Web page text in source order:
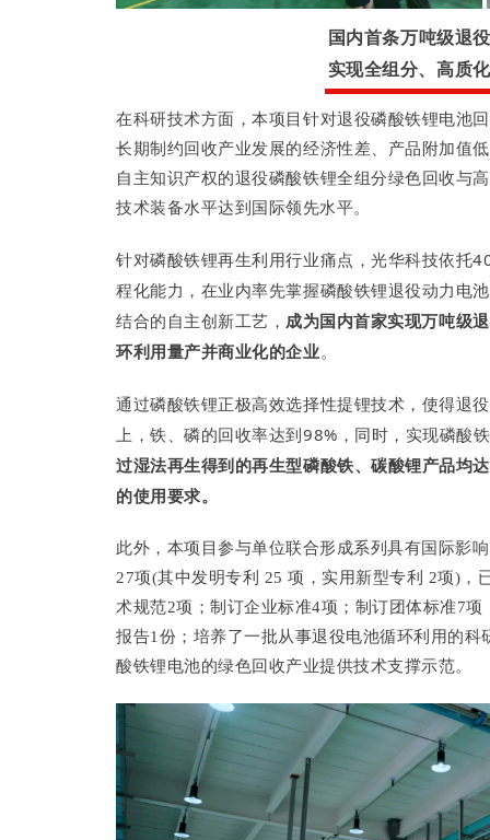
国内首条万吨级退
实现全组分、高质
在科研技术方面，本项目针对退役磷酸铁锂电池
长期制约回收产业发展的经济性差、产品附加值
自主知识产权的退役磷酸铁锂全组分绿色回收与
技术装备水平达到国际领先水平。
针对磷酸铁锂再生利用行业痛点，光华科技依托
程化能力，在业内率先掌握磷酸铁锂退役动力电
结合的自主创新工艺， 成为国内首家实现万吨级
环利用量产并商业化的企业。
通过磷酸铁锂正极高效选择性提锂技术，使得退
上，铁、磷的回收率达到98%，同时，实现磷酸
过湿法再生得到的再生型磷酸铁、碳酸锂产品均
的使用要求。
此外，本项目参与单位联合形成系列具有国际影
27项(其中发明专利 25 项，实用新型专利 2项)，
术规范2项；制订企业标准4项；制订团体标准7
报告1份；培养了一批从事退役电池循环利用的
酸铁锂电池的绿色回收产业提供技术支撑示范。